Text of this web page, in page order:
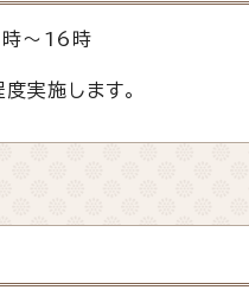
～16時
実施します。